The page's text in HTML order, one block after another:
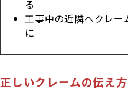
る
工事中の近隣へクレー
に
正しいクレームの伝え方